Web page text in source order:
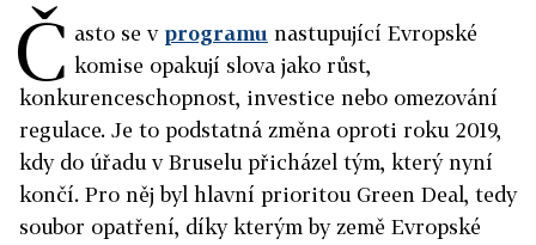
Č asto se v programu nastupující Evropské
komise opakují slova jako růst,
konkurenceschopnost, investice nebo omezování
regulace. Je to podstatná změna oproti roku 2019,
kdy do úřadu v Bruselu přicházel tým, který nyní
končí. Pro něj byl hlavní prioritou Green Deal, tedy
soubor opatření, díky kterým by země Evropské